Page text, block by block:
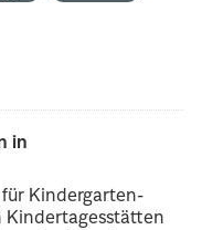
in
für Kindergarten-